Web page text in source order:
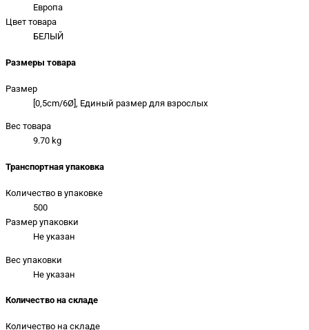
Европа
Цвет товара
БЕЛЫЙ
Размеры товара
Размер
[0,5cm/6Ø], Единый размер для взрослых
Вес товара
9.70 kg
Транспортная упаковка
Количество в упаковке
500
Размер упаковки
Не указан
Вес упаковки
Не указан
Количество на складе
Количество на складе